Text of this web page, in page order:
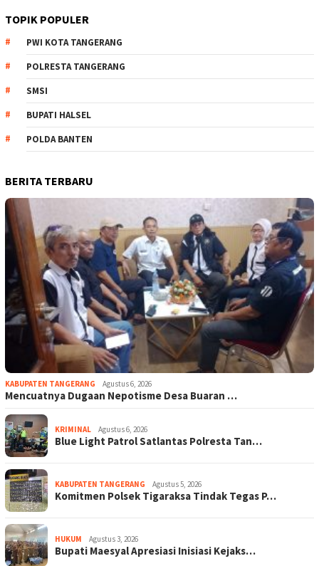
TOPIK POPULER
PWI KOTA TANGERANG
POLRESTA TANGERANG
SMSI
BUPATI HALSEL
POLDA BANTEN
BERITA TERBARU
KABUPATEN TANGERANG Agustus 6, 2026
Mencuatnya Dugaan Nepotisme Desa Buaran …
KRIMINAL Agustus 6, 2026
Blue Light Patrol Satlantas Polresta Tan…
KABUPATEN TANGERANG Agustus 5, 2026
Komitmen Polsek Tigaraksa Tindak Tegas P…
HUKUM Agustus 3, 2026
Bupati Maesyal Apresiasi Inisiasi Kejaks…